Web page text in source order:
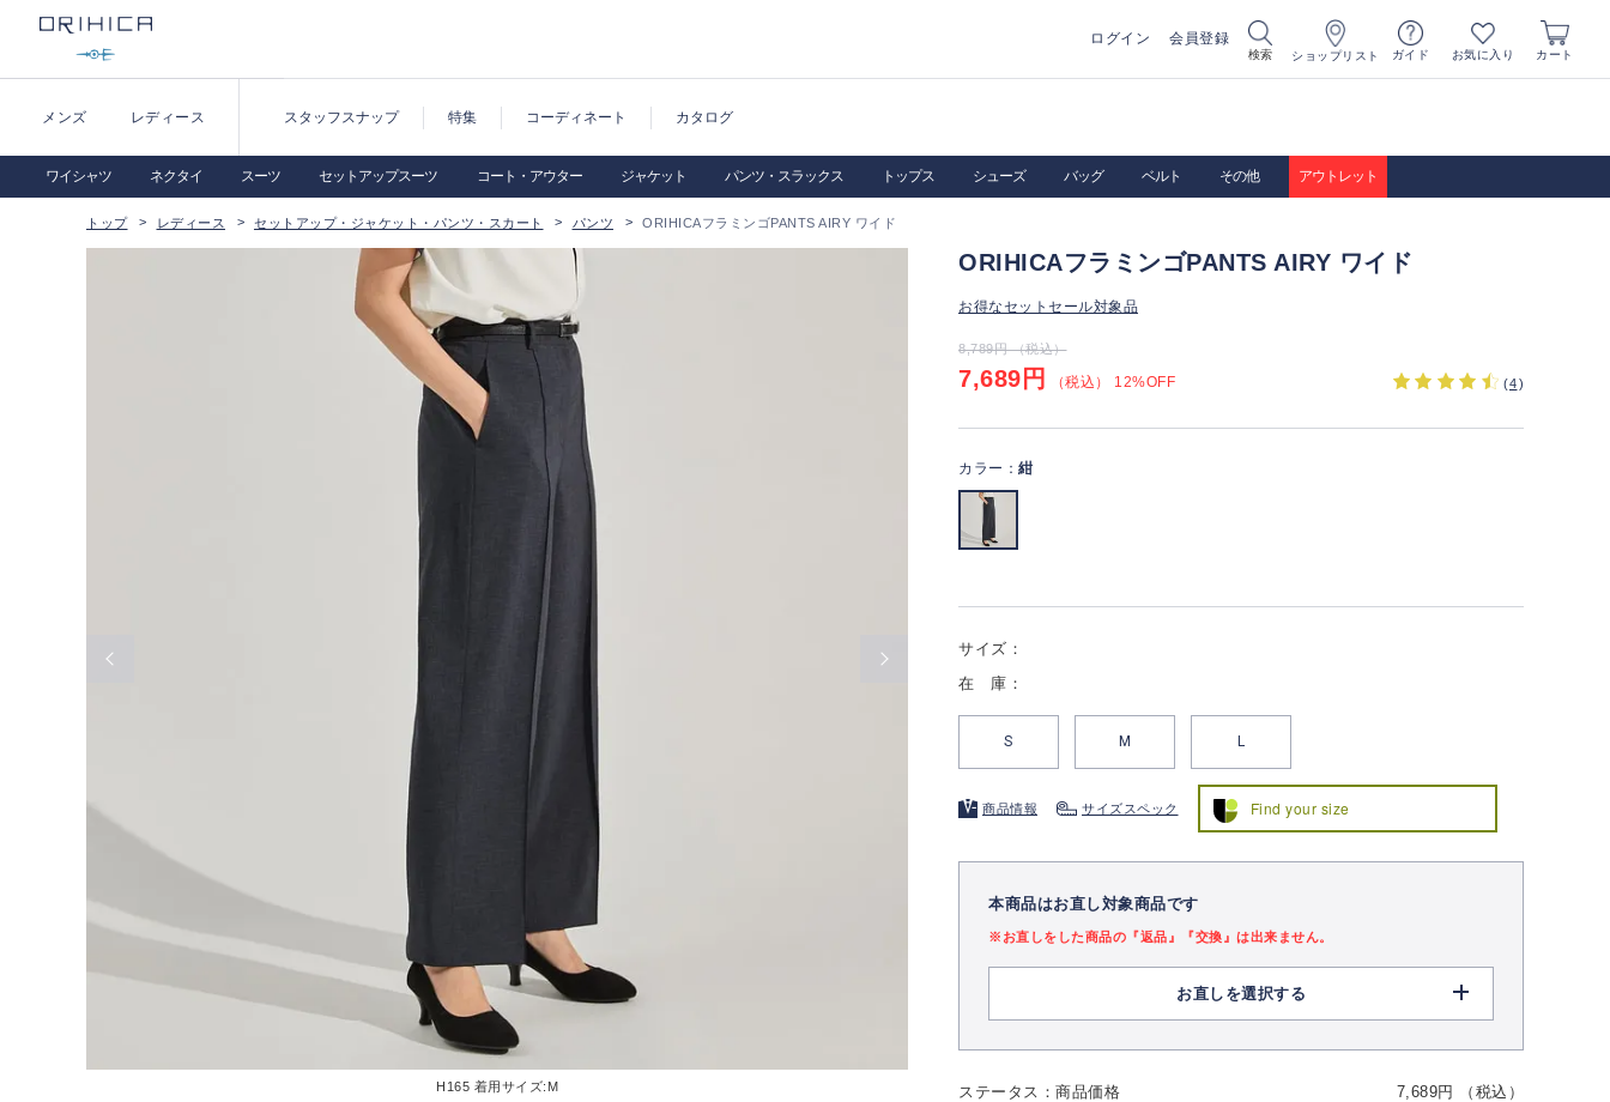
ログイン 会員登録
検索 ショップリスト ガイド お気に入り カート
メンズ レディース スタッフスナップ 特集 コーディネート カタログ
ワイシャツ ネクタイ スーツ セットアップスーツ コート・アウター ジャケット パンツ・スラックス トップス シューズ バッグ ベルト その他 アウトレット
トップ レディース セットアップ・ジャケット・パンツ・スカート パンツ ORIHICAフラミンゴPANTS AIRY ワイド
H165 着用サイズ:M
ORIHICAフラミンゴPANTS AIRY ワイド
お得なセットセール対象品
8,789円 （税込）
7,689円 （税込） 12%OFF (4)
カラー： 紺
サイズ：
在 庫：
S M L
商品情報 サイズスペック Find your size
本商品はお直し対象商品です
※お直しをした商品の『返品』『交換』は出来ません。
お直しを選択する
ステータス：商品価格 7,689円 （税込）